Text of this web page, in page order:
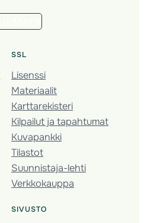
SSL
Lisenssi
Materiaalit
Karttarekisteri
Kilpailut ja tapahtumat
Kuvapankki
Tilastot
Suunnistaja-lehti
Verkkokauppa
SIVUSTO